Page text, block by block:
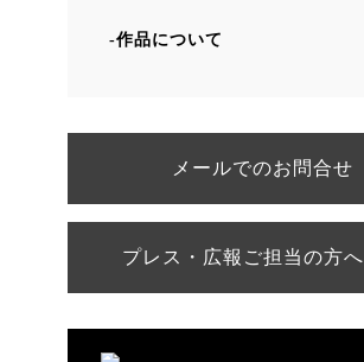
作品について
メールでのお問合せ
プレス・広報ご担当の方へ